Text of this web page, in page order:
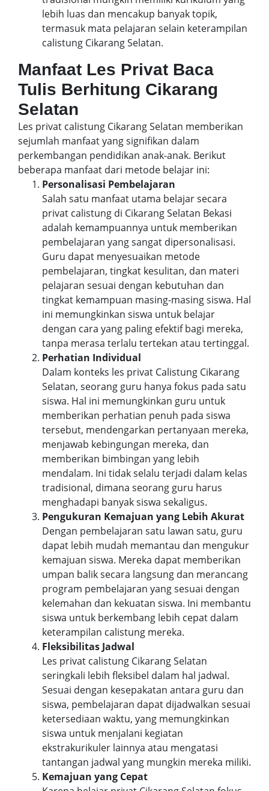
lebih luas dan mencakup banyak topik,
termasuk mata pelajaran selain keterampilan
calistung Cikarang Selatan.
Manfaat Les Privat Baca
Tulis Berhitung Cikarang
Selatan
Les privat calistung Cikarang Selatan memberikan
sejumlah manfaat yang signifikan dalam
perkembangan pendidikan anak-anak. Berikut
beberapa manfaat dari metode belajar ini:
Personalisasi Pembelajaran
Salah satu manfaat utama belajar secara
privat calistung di Cikarang Selatan Bekasi
adalah kemampuannya untuk memberikan
pembelajaran yang sangat dipersonalisasi.
Guru dapat menyesuaikan metode
pembelajaran, tingkat kesulitan, dan materi
pelajaran sesuai dengan kebutuhan dan
tingkat kemampuan masing-masing siswa. Hal
ini memungkinkan siswa untuk belajar
dengan cara yang paling efektif bagi mereka,
tanpa merasa terlalu tertekan atau tertinggal.
Perhatian Individual
Dalam konteks les privat Calistung Cikarang
Selatan, seorang guru hanya fokus pada satu
siswa. Hal ini memungkinkan guru untuk
memberikan perhatian penuh pada siswa
tersebut, mendengarkan pertanyaan mereka,
menjawab kebingungan mereka, dan
memberikan bimbingan yang lebih
mendalam. Ini tidak selalu terjadi dalam kelas
tradisional, dimana seorang guru harus
menghadapi banyak siswa sekaligus.
Pengukuran Kemajuan yang Lebih Akurat
Dengan pembelajaran satu lawan satu, guru
dapat lebih mudah memantau dan mengukur
kemajuan siswa. Mereka dapat memberikan
umpan balik secara langsung dan merancang
program pembelajaran yang sesuai dengan
kelemahan dan kekuatan siswa. Ini membantu
siswa untuk berkembang lebih cepat dalam
keterampilan calistung mereka.
Fleksibilitas Jadwal
Les privat calistung Cikarang Selatan
seringkali lebih fleksibel dalam hal jadwal.
Sesuai dengan kesepakatan antara guru dan
siswa, pembelajaran dapat dijadwalkan sesuai
ketersediaan waktu, yang memungkinkan
siswa untuk menjalani kegiatan
ekstrakurikuler lainnya atau mengatasi
tantangan jadwal yang mungkin mereka miliki.
Kemajuan yang Cepat